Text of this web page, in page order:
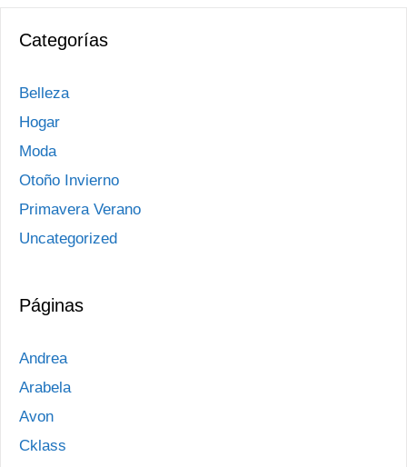
Categorías
Belleza
Hogar
Moda
Otoño Invierno
Primavera Verano
Uncategorized
Páginas
Andrea
Arabela
Avon
Cklass